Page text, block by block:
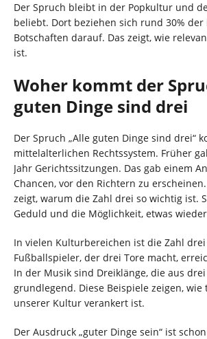
Der Spruch bleibt in der Popkultur und
beliebt. Dort beziehen sich rund 30%
Botschaften darauf. Das zeigt, wie
ist.
Woher kommt der
guten Dinge sind drei
Der Spruch „Alle guten Dinge sind drei“
mittelalterlichen Rechtssystem. Früher
Jahr Gerichtssitzungen. Das gab einem
Chancen, vor den Richtern zu
zeigt, warum die Zahl drei so wichtig ist.
Geduld und die Möglichkeit, etwas
In vielen Kulturbereichen ist die Zahl
Fußballspieler, der drei Tore macht,
In der Musik sind Dreiklänge, die aus
grundlegend. Diese Beispiele zeigen,
unserer Kultur verankert ist.
Der Ausdruck „guter Dinge sein“ ist